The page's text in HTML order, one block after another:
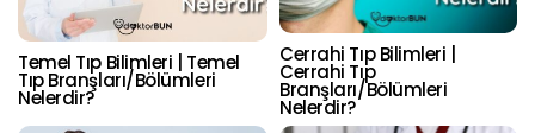
Temel Tıp Bilimleri | Temel
Tıp Branşları/Bölümleri
Nelerdir?
Cerrahi Tıp Bilimleri |
Cerrahi Tıp
Branşları/Bölümleri
Nelerdir?